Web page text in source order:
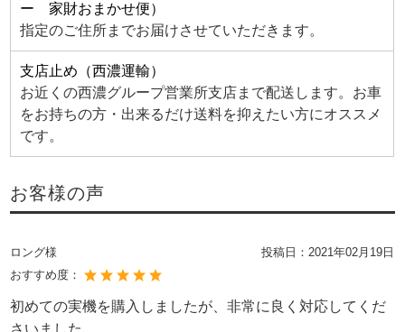
ー 家財おまかせ便）
指定のご住所までお届けさせていただきます。
支店止め（西濃運輸）
お近くの西濃グループ営業所支店まで配送します。お車
をお持ちの方・出来るだけ送料を抑えたい方にオススメ
です。
お客様の声
ロング様 投稿日：2021年02月19日
おすすめ度：
初めての実機を購入しましたが、非常に良く対応してくだ